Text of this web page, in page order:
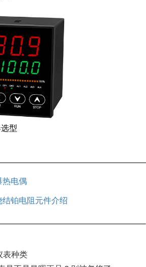
型
热电偶
结铂电阻元件介绍
表种类